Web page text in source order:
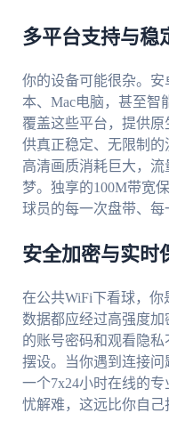
多平台支持与稳
你的设备可能很杂。安
本、Mac电脑，甚至智
覆盖这些平台，提供
供真正稳定、无限制的
高清画质消耗巨大，
梦。独享的100M带宽
球员的每一次盘带、每
安全加密与实时
在公共WiFi下看球，
数据都应经过高强度
的账号密码和观看隐
摆设。当你遇到连接问
一个7x24小时在线的
忧解难，这远比你自己